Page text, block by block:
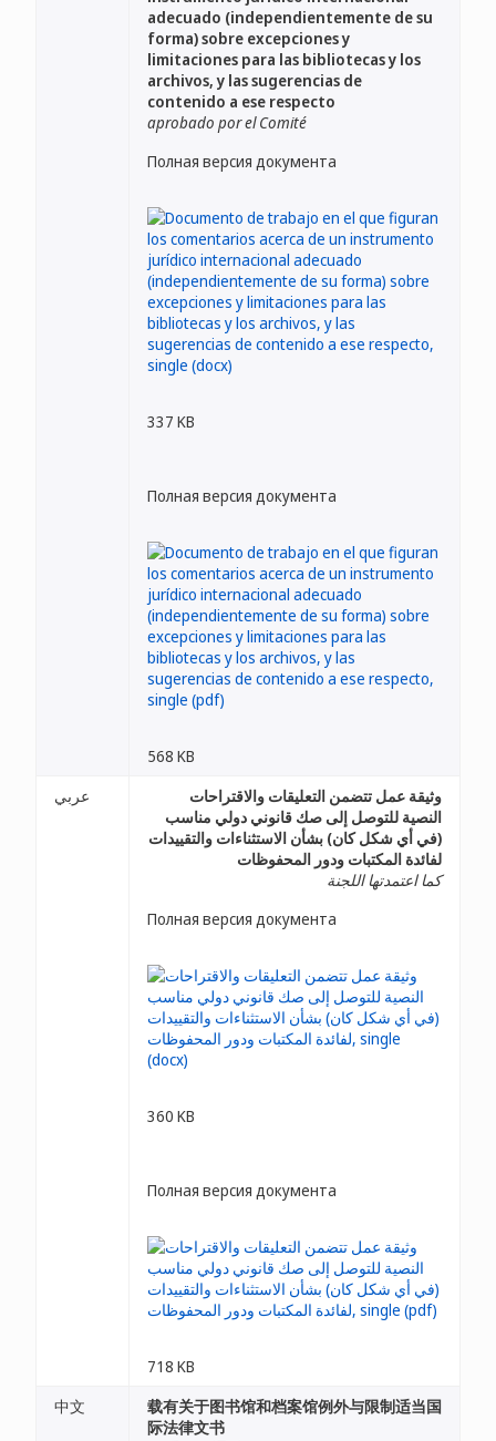
adecuado (independientemente de su
forma) sobre excepciones y
limitaciones para las bibliotecas y los
archivos, y las sugerencias de
contenido a ese respecto
aprobado por el Comité
Полная версия документа
337 KB
Полная версия документа
568 KB
عربي
وثيقة عمل تتضمن التعليقات والاقتراحات
النصية للتوصل إلى صك قانوني دولي مناسب
(في أي شكل كان) بشأن الاستثناءات والتقييدات
لفائدة المكتبات ودور المحفوظات
كما اعتمدتها اللجنة
Полная версия документа
360 KB
Полная версия документа
718 KB
中文
载有关于图书馆和档案馆例外与限制适当国
际法律文书